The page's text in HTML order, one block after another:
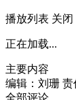
播放列表 关闭
正在加载...
主要内容
编辑：刘珊 责
全部评论